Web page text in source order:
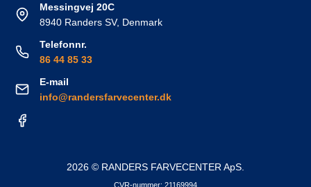
Messingvej 20C
8940 Randers SV, Denmark
Telefonnr.
86 44 85 33
E-mail
info@randersfarvecenter.dk
2026 © RANDERS FARVECENTER ApS.
CVR-nummer: 21169994